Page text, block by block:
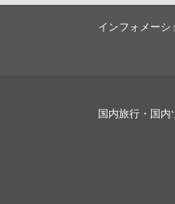
インフォメーシ
国内旅行・国内